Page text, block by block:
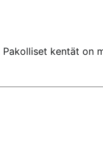
Pakolliset kentät on